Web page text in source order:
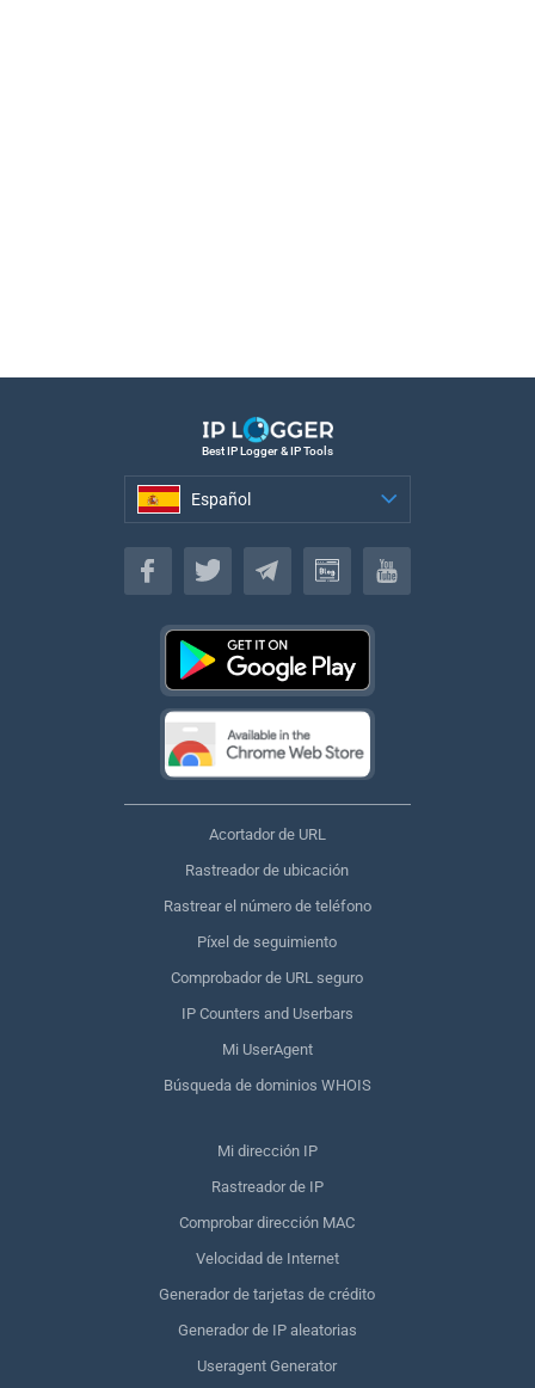
Best IP Logger & IP Tools
Español
Español
Acortador de URL
Rastreador de ubicación
Rastrear el número de teléfono
Píxel de seguimiento
Comprobador de URL seguro
IP Counters and Userbars
Mi UserAgent
Búsqueda de dominios WHOIS
Mi dirección IP
Rastreador de IP
Comprobar dirección MAC
Velocidad de Internet
Generador de tarjetas de crédito
Generador de IP aleatorias
Useragent Generator